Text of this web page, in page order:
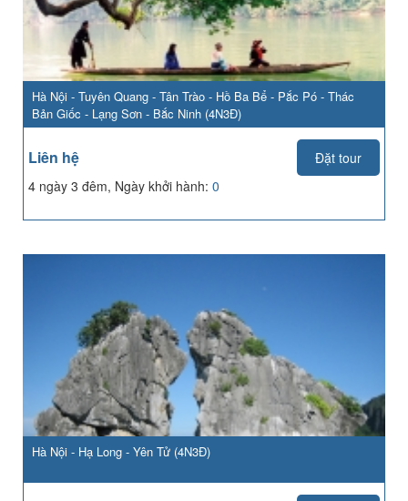
Hà Nội - Tuyên Quang - Tân Trào - Hồ Ba Bể - Pắc Pó - Thác
Bản Giốc - Lạng Sơn - Bắc Ninh (4N3Đ)
Liên hệ
Đặt tour
4 ngày 3 đêm, Ngày khởi hành: 0
Hà Nội - Hạ Long - Yên Tử (4N3Đ)